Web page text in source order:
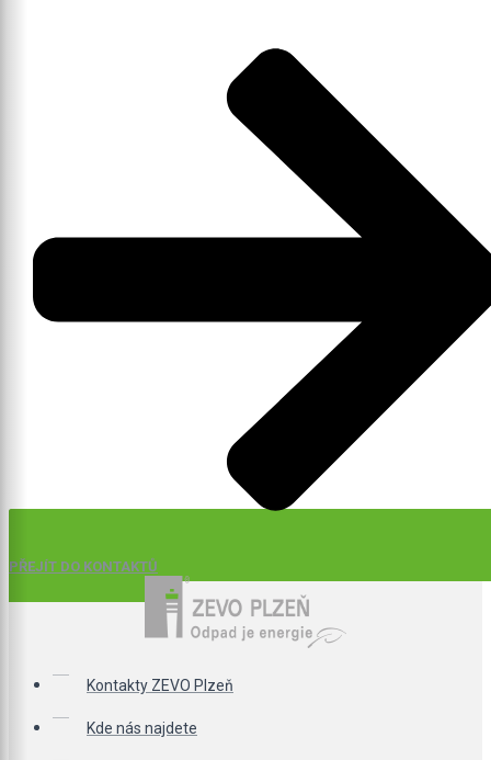
PŘEJÍT DO KONTAKTŮ
Kontakty ZEVO Plzeň
Kde nás najdete